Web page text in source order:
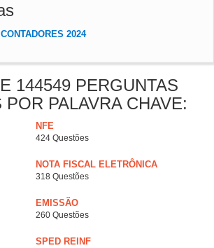
2024
144549 PERGUNTAS
POR PALAVRA CHAVE:
NFE
424 Questões
NOTA FISCAL ELETRÔNICA
318 Questões
EMISSÃO
260 Questões
SPED REINF